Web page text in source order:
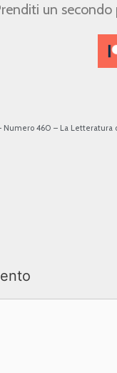
un
Numero 460 – La Letteratura